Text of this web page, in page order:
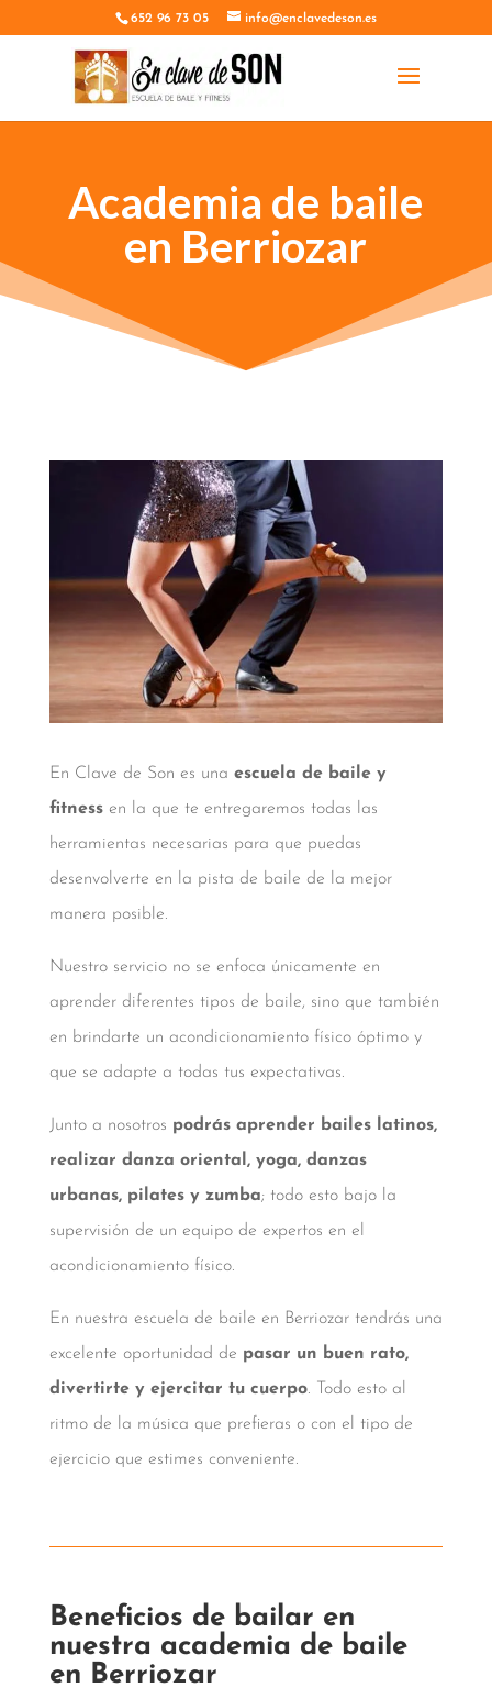
652 96 73 05 info@enclavedeson.es
Academia de baile
en Berriozar
En Clave de Son es una escuela de baile y
fitnessen la que te entregaremos todas las
herramientas necesarias para que puedas
desenvolverte en la pista de baile de la mejor
manera posible.
Nuestro servicio no se enfoca únicamente en
aprender diferentes tipos de baile, sino que también
en brindarte un acondicionamiento físico óptimo y
que se adapte a todas tus expectativas.
Junto a nosotros podrás aprender bailes latinos,
realizar danza oriental, yoga, danzas
urbanas, pilates y zumba; todo esto bajo la
supervisión de un equipo de expertos en el
acondicionamiento físico.
En nuestra escuela de baile en Berriozar tendrás una
excelente oportunidad de pasar un buen rato,
divertirte y ejercitar tu cuerpo. Todo esto al
ritmo de la música que prefieras o con el tipo de
ejercicio que estimes conveniente.
Beneficios de bailar en
nuestra academia de baile
en Berriozar